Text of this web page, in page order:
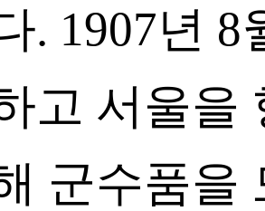
. 1907년
고 서울을
군수품을